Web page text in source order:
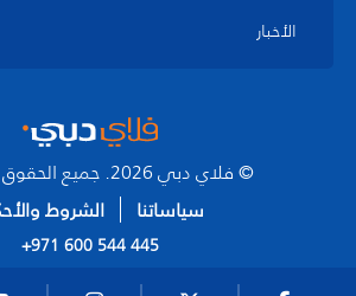
الأخبار
© فلاي دبي 2026. جميع الحقوق محفوظة.
سياساتنا
الشروط
+971 600 544 445